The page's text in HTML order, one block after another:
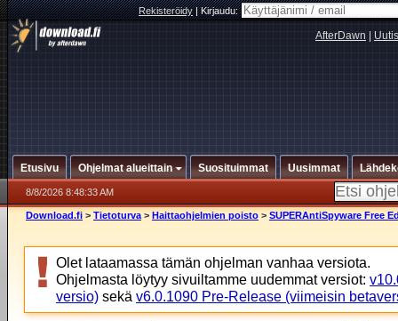
Rekisteröidy|Kirjaudu:
AfterDawn
Etusivu Ohjelmat alueittain Suosituimmat Uusimmat
8/8/2026 8:48:33 AM
Download.fi > Tietoturva > Haittaohjelmien poisto > SUPERAntiSpyware Free
Olet lataamassa tämän ohjelman vanhaa versiota.
Ohjelmasta löytyy sivuiltamme uudemmat versiot:
versio) sekä v6.0.1090 Pre-Release (viimeisin